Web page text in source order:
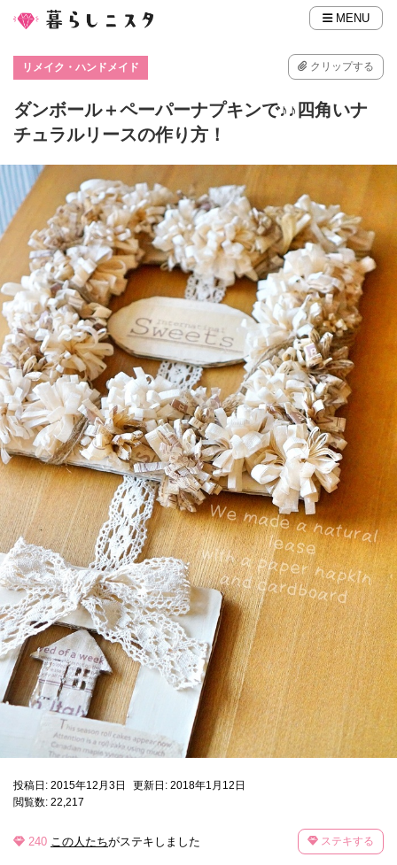
MENU
リメイク・ハンドメイド クリップする
ダンボール＋ペーパーナプキンで♪♪四角いナ
チュラルリースの作り方！
投稿日: 2015年12月3日
更新日: 2018年1月12日
閲覧数: 22,217
240 この人たちがステキしました ステキする